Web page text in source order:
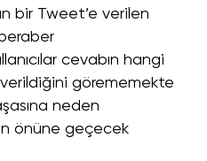
bir Tweet’e verilen
cevabın hangi
verildiğini görememekte
neden
önüne geçecek